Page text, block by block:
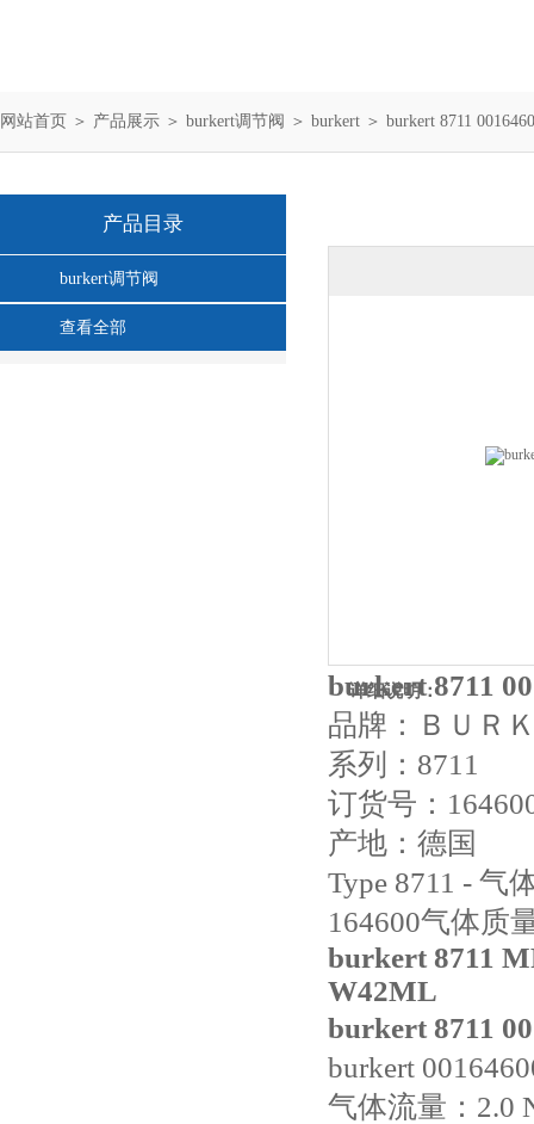
网站首页 ＞ 产品展示 ＞ burkert调节阀 ＞ burkert ＞ burkert 8711
产品目录
burkert调节阀
查看全部
详细说明：
burkert 8711
品牌：ＢＵＲ
系列：8711
订货号：
产地：德国
Type 8711 - 气
164600气体质
burkert 8711
W42ML
burkert 8711
burkert
气体流量：2.0